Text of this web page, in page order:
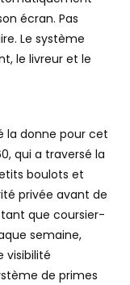
écran. Pas
Le système
le livreur et le
la donne pour cet
qui a traversé la
boulots et
privée avant de
tant que coursier-
semaine,
visibilité
de primes